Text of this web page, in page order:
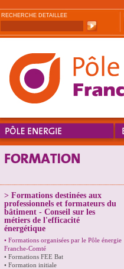
RECHERCHE DETAILLEE
> Formations destinées aux
professionnels et formateurs du
bâtiment - Conseil sur les
métiers de l'efficacité
énergétique
• Formations organisées par le Pôle énergie
Franche-Comté
• Formations FEE Bat
• Formation initiale